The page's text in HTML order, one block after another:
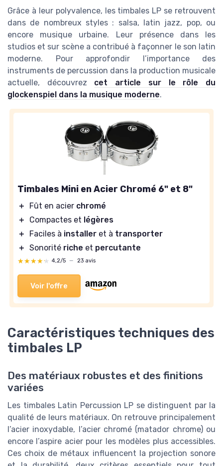
Grâce à leur polyvalence, les timbales LP se retrouvent
dans de nombreux styles : salsa, latin jazz, pop, ou
encore musique urbaine. Leur présence dans les
studios et sur scène a contribué à façonner le son latin
moderne. Pour approfondir l’importance des
instruments de percussion dans la production musicale
actuelle, découvrez cet article sur le rôle du
glockenspiel dans la musique moderne.
Timbales Mini en Acier Chromé 6" et 8"
＋ Fût en acier chromé
＋
Compactes et légères
＋
Faciles à installer et à transporter
＋ Sonorité riche et percutante
★★★★★
★★★★★ 4,2/5 — 23 avis
Voir l'offre
Caractéristiques techniques des
timbales LP
Des matériaux robustes et des finitions
variées
Les timbales Latin Percussion LP se distinguent par la
qualité de leurs matériaux. On retrouve principalement
l’acier inoxydable, l’acier chromé (matador chrome) ou
encore l’aspire acier pour les modèles plus accessibles.
Ces choix de métaux influencent la projection sonore